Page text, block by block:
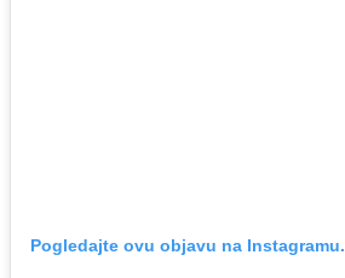
Pogledajte ovu objavu na Instagramu.